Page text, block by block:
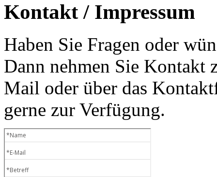
Kontakt / Impressum
Haben Sie Fragen oder
Dann nehmen Sie Kontakt
Mail oder über das
gerne zur Verfügung.